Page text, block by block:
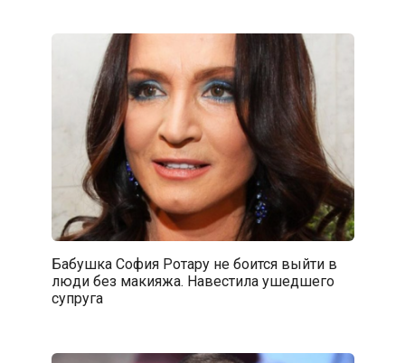
Бабушка София Ротару не боится выйти в
люди без макияжа. Навестила ушедшего
супруга